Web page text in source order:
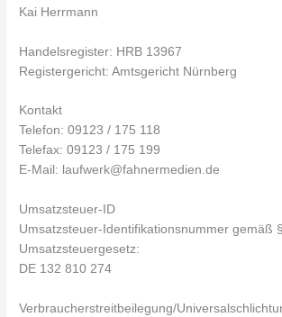
Kai Herrmann
Handelsregister: HRB 13967
Registergericht: Amtsgericht Nürnberg
Kontakt
Telefon: 09123 / 175 118
Telefax: 09123 / 175 199
E-Mail: laufwerk@fahnermedien.de
Umsatzsteuer-ID
Umsatzsteuer-Identifikationsnummer gemäß
Umsatzsteuergesetz:
DE 132 810 274
Verbraucher­streit­beilegung/